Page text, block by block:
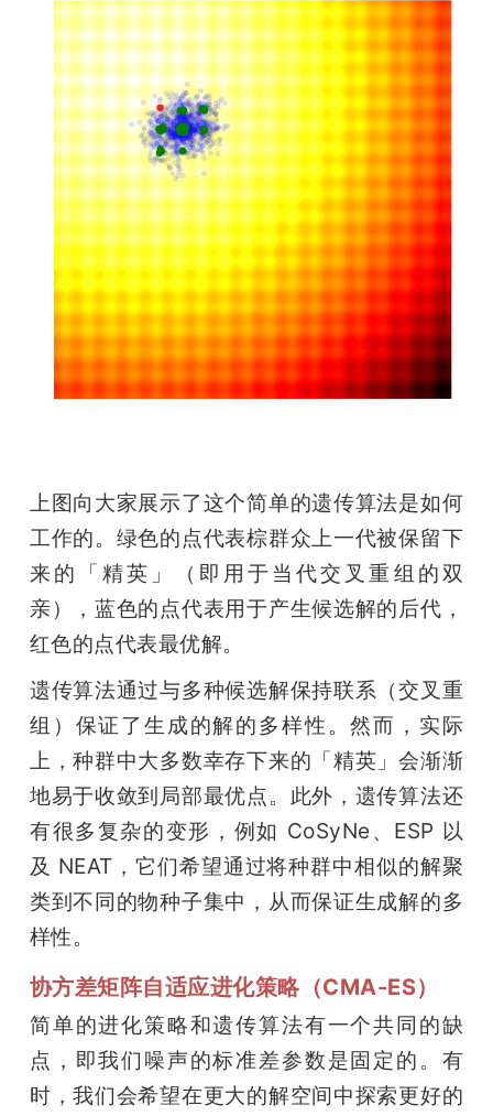
上图向大家展示了这个简单的遗传算法是如何
工作的。绿色的点代表棕群众上一代被保留下
来的「精英」（即用于当代交叉重组的双
亲），蓝色的点代表用于产生候选解的后代，
红色的点代表最优解。
遗传算法通过与多种候选解保持联系（交叉重
组）保证了生成的解的多样性。然而，实际
上，种群中大多数幸存下来的「精英」会渐渐
地易于收敛到局部最优点。此外，遗传算法还
有很多复杂的变形，例如 CoSyNe、ESP 以
及 NEAT，它们希望通过将种群中相似的解聚
类到不同的物种子集中，从而保证生成解的多
样性。
协方差矩阵自适应进化策略（CMA-ES）
简单的进化策略和遗传算法有一个共同的缺
点，即我们噪声的标准差参数是固定的。有
时，我们会希望在更大的解空间中探索更好的